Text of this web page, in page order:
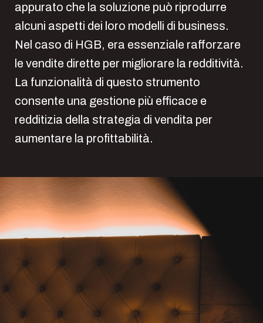
appurato che la soluzione può riprodurre
alcuni aspetti dei loro modelli di business.
Nel caso di HGB, era essenziale rafforzare
le vendite dirette per migliorare la redditività.
La funzionalità di questo strumento
consente una gestione più efficace e
redditizia della strategia di vendita per
aumentare la profittabilità.